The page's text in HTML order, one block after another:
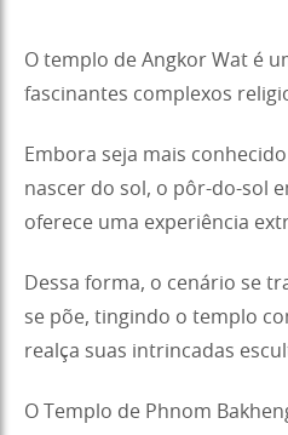
O templo de Angkor Wat é
fascinantes complexos
Embora seja mais
nascer do sol, o pôr-do-sol
oferece uma experiência
Dessa forma, o cenário se
se põe, tingindo o templo
realça suas intrincadas
O Templo de Phnom